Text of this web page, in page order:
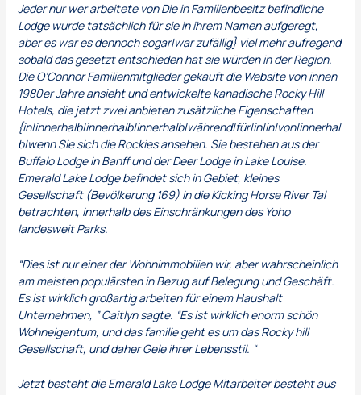
Jeder nur wer arbeitete von Die in Familienbesitz befindliche
Lodge wurde tatsächlich für sie in ihrem Namen aufgeregt,
aber es war es dennoch sogar|war zufällig} viel mehr aufregend
sobald das gesetzt entschieden hat sie würden in der Region.
Die O’Connor Familienmitglieder gekauft die Website von innen
1980er Jahre ansieht und entwickelte kanadische Rocky Hill
Hotels, die jetzt zwei anbieten zusätzliche Eigenschaften
{in|innerhalb|innerhalb|innerhalb|während|für|in|in|von|innerhal
b|wenn Sie sich die Rockies ansehen. Sie bestehen aus der
Buffalo Lodge in Banff und der Deer Lodge in Lake Louise.
Emerald Lake Lodge befindet sich in Gebiet, kleines
Gesellschaft (Bevölkerung 169) in die Kicking Horse River Tal
betrachten, innerhalb des Einschränkungen des Yoho
landesweit Parks.
“Dies ist nur einer der Wohnimmobilien wir, aber wahrscheinlich
am meisten populärsten in Bezug auf Belegung und Geschäft.
Es ist wirklich großartig arbeiten für einem Haushalt
Unternehmen, ” Caitlyn sagte. “Es ist wirklich enorm schön
Wohneigentum, und das familie geht es um das Rocky hill
Gesellschaft, und daher Gele ihrer Lebensstil. “
Jetzt besteht die Emerald Lake Lodge Mitarbeiter besteht aus